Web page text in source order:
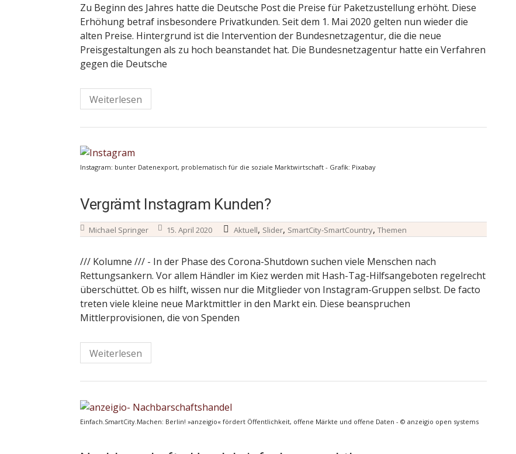
Zu Beginn des Jahres hatte die Deutsche Post die Preise für Paketzustellung erhöht. Diese
Erhöhung betraf insbesondere Privatkunden. Seit dem 1. Mai 2020 gelten nun wieder die
alten Preise. Hintergrund ist die Intervention der Bundesnetzagentur, die die neue
Preisgestaltungen als zu hoch beanstandet hat. Die Bundesnetzagentur hatte ein Verfahren
gegen die Deutsche
Weiterlesen
Instagram: bunter Datenexport, problematisch für die soziale Marktwirtschaft - Grafik: Pixabay
Vergrämt Instagram Kunden?
Michael Springer 15. April 2020 Aktuell, Slider, SmartCity-SmartCountry, Themen
/// Kolumne /// - In der Phase des Corona-Shutdown suchen viele Menschen nach
Rettungsankern. Vor allem Händler im Kiez werden mit Hash-Tag-Hilfsangeboten regelrecht
überschüttet. Ob es hilft, wissen nur die Mitglieder von Instagram-Gruppen selbst. De facto
treten viele kleine neue Marktmittler in den Markt ein. Diese beanspruchen
Mittlerprovisionen, die von Spenden
Weiterlesen
Einfach.SmartCity.Machen: Berlin! »anzeigio« fördert Öffentlichkeit, offene Märkte und offene Daten - © anzeigio open systems